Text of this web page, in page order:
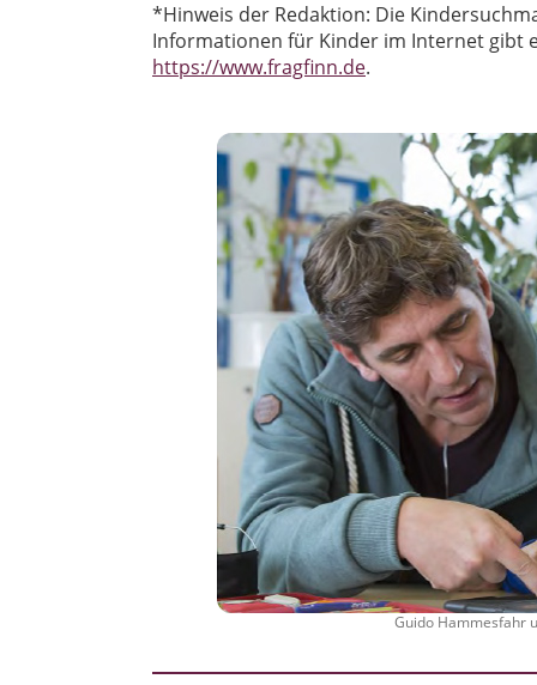
*Hinweis der Redaktion: Die
Informationen für Kinder im Internet gibt
https://www.fragfinn.de.
Guido Hammesfahr